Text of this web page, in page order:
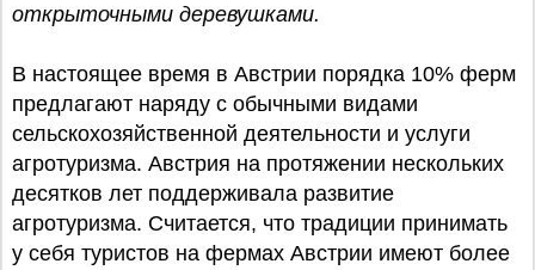
открыточными деревушками.
В настоящее время в Австрии порядка 10% ферм
предлагают наряду с обычными видами
сельскохозяйственной деятельности и услуги
агротуризма. Австрия на протяжении нескольких
десятков лет поддерживала развитие
агротуризма. Считается, что традиции принимать
у себя туристов на фермах Австрии имеют более